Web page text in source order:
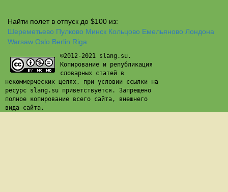
Найти полет в отпуск до $100 из:
Шереметьево Пулково Минск Кольцово Емельяново Лондона
Warsaw Oslo Berlin Riga
©2012-2021 slang.su.
Копирование и републикация
словарных статей в
некоммерческих целях, при условии ссылки на
ресурс slang.su приветствуется. Запрещено
полное копирование всего сайта, внешнего
вида сайта.